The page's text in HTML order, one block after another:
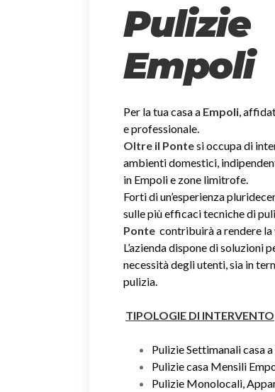
Empoli
Per la tua casa a Empoli,
e professionale.
Oltre il Pontesi occupa di
ambienti domestici,
in Empoli e zone limitrofe.
Forti di un’esperienza
sulle più efficaci tecniche di
Ponte contribuirà a rendere
L’azienda dispone di soluzioni
necessità degli utenti, sia in
pulizia.
TIPOLOGIE DI INTERVENTO
Pulizie Settimanali casa
Pulizie casa Mensili
Pulizie Monolocali,